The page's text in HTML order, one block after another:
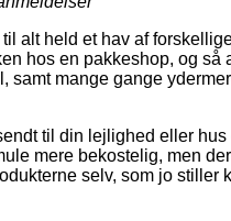
alt held et hav af
hos en pakkeshop, og så
samt mange gange
til din lejlighed eller
mere bekostelig, men
selv, som jo stiller